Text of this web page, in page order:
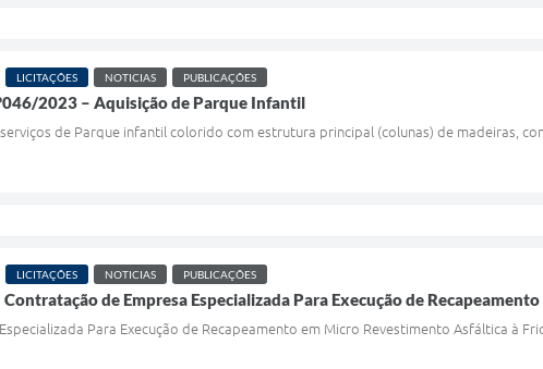
LICITAÇÕES NOTICIAS PUBLICAÇÕES
2023 – Aquisição de Parque Infantil
de Parque infantil colorido com estrutura principal (colunas) de madeiras,
LICITAÇÕES NOTICIAS PUBLICAÇÕES
de Empresa Especializada Para Execução de
Para Execução de Recapeamento em Micro Revestimento Asfáltica à